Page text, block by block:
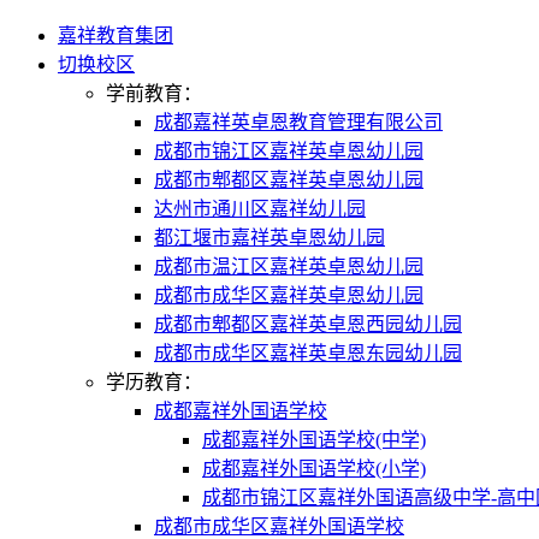
嘉祥教育集团
切换校区
学前教育：
成都嘉祥英卓恩教育管理有限公司
成都市锦江区嘉祥英卓恩幼儿园
成都市郫都区嘉祥英卓恩幼儿园
达州市通川区嘉祥幼儿园
都江堰市嘉祥英卓恩幼儿园
成都市温江区嘉祥英卓恩幼儿园
成都市成华区嘉祥英卓恩幼儿园
成都市郫都区嘉祥英卓恩西园幼儿园
成都市成华区嘉祥英卓恩东园幼儿园
学历教育：
成都嘉祥外国语学校
成都嘉祥外国语学校(中学)
成都嘉祥外国语学校(小学)
成都市锦江区嘉祥外国语高级中学-高
成都市成华区嘉祥外国语学校